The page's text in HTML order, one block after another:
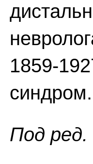
1859-
синдром.
Пoд peд.